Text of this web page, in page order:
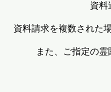
資料
資料請求を複数された
また、ご指定の